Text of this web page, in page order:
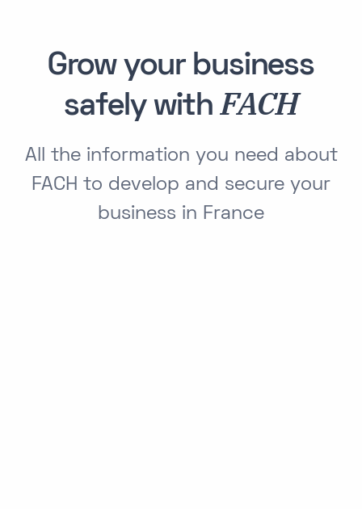
Grow your business
safely withFACH
All the information you need about
FACH to develop and secure your
business in France